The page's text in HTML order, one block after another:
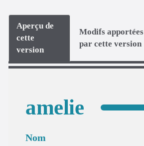
Aperçu de
cette
version
Modifs apportées
par cette version
amelie
Nom